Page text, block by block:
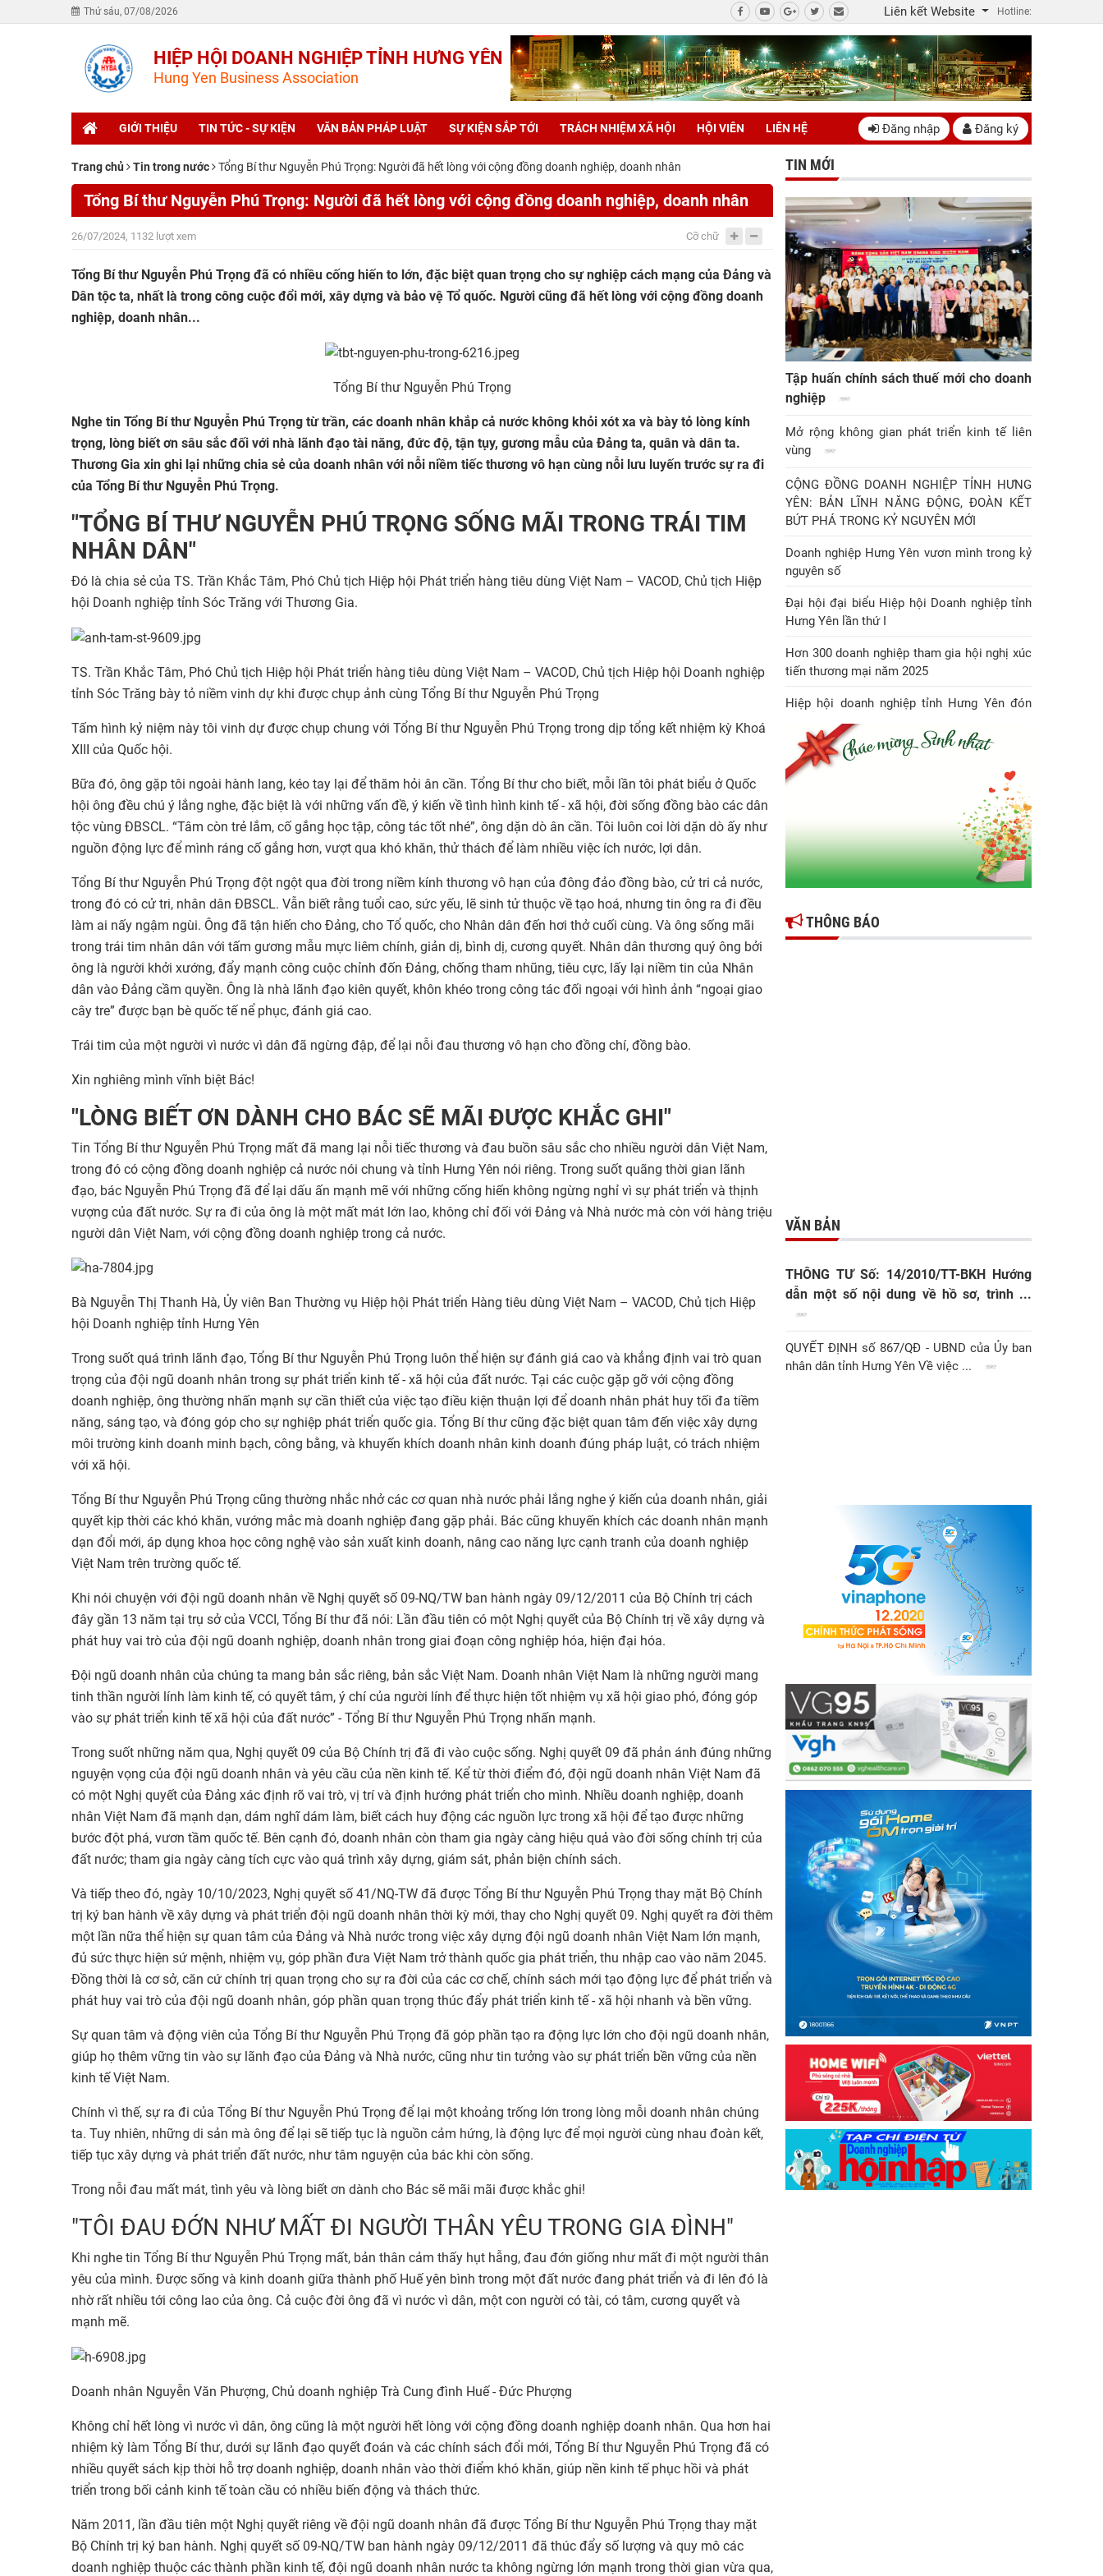
Thứ sáu, 07/08/2026 Liên kết Website Hotline:
HIỆP HỘI DOANH NGHIỆP TỈNH HƯNG YÊN
Hung Yen Business Association
GIỚI THIỆU TIN TỨC - SỰ KIỆN VĂN BẢN PHÁP LUẬT SỰ KIỆN SẮP TỚI TRÁCH NHIỆM XÃ HỘI HỘI VIÊN LIÊN HỆ Đăng nhập Đăng ký
Trang chủ Tin trong nước Tổng Bí thư Nguyễn Phú Trọng: Người đã hết lòng với cộng đồng doanh nghiệp, doanh nhân
Tổng Bí thư Nguyễn Phú Trọng: Người đã hết lòng với cộng đồng doanh nghiệp, doanh nhân
26/07/2024, 1132 lượt xem Cỡ chữ
Tổng Bí thư Nguyễn Phú Trọng đã có nhiều cống hiến to lớn, đặc biệt quan trọng cho sự nghiệp cách mạng của Đảng và
Dân tộc ta, nhất là trong công cuộc đổi mới, xây dựng và bảo vệ Tổ quốc. Người cũng đã hết lòng với cộng đồng doanh
nghiệp, doanh nhân...
Tổng Bí thư Nguyễn Phú Trọng
Nghe tin Tổng Bí thư Nguyễn Phú Trọng từ trần, các doanh nhân khắp cả nước không khỏi xót xa và bày tỏ lòng kính
trọng, lòng biết ơn sâu sắc đối với nhà lãnh đạo tài năng, đức độ, tận tụy, gương mẫu của Đảng ta, quân và dân ta.
Thương Gia xin ghi lại những chia sẻ của doanh nhân với nỗi niềm tiếc thương vô hạn cùng nỗi lưu luyến trước sự ra đi
của Tổng Bí thư Nguyễn Phú Trọng.
"TỔNG BÍ THƯ NGUYỄN PHÚ TRỌNG SỐNG MÃI TRONG TRÁI TIM
NHÂN DÂN"
Đó là chia sẻ của TS. Trần Khắc Tâm, Phó Chủ tịch Hiệp hội Phát triển hàng tiêu dùng Việt Nam – VACOD, Chủ tịch Hiệp
hội Doanh nghiệp tỉnh Sóc Trăng với Thương Gia.
TS. Trần Khắc Tâm, Phó Chủ tịch Hiệp hội Phát triển hàng tiêu dùng Việt Nam – VACOD, Chủ tịch Hiệp hội Doanh nghiệp
tỉnh Sóc Trăng bày tỏ niềm vinh dự khi được chụp ảnh cùng Tổng Bí thư Nguyễn Phú Trọng
Tấm hình kỷ niệm này tôi vinh dự được chụp chung với Tổng Bí thư Nguyễn Phú Trọng trong dịp tổng kết nhiệm kỳ Khoá
XIII của Quốc hội.
Bữa đó, ông gặp tôi ngoài hành lang, kéo tay lại để thăm hỏi ân cần. Tổng Bí thư cho biết, mỗi lần tôi phát biểu ở Quốc
hội ông đều chú ý lắng nghe, đặc biệt là với những vấn đề, ý kiến về tình hình kinh tế - xã hội, đời sống đồng bào các dân
tộc vùng ĐBSCL. “Tâm còn trẻ lắm, cố gắng học tập, công tác tốt nhé”, ông dặn dò ân cần. Tôi luôn coi lời dặn dò ấy như
nguồn động lực để mình ráng cố gắng hơn, vượt qua khó khăn, thử thách để làm nhiều việc ích nước, lợi dân.
Tổng Bí thư Nguyễn Phú Trọng đột ngột qua đời trong niềm kính thương vô hạn của đông đảo đồng bào, cử tri cả nước,
trong đó có cử tri, nhân dân ĐBSCL. Vẫn biết rằng tuổi cao, sức yếu, lẽ sinh tử thuộc về tạo hoá, nhưng tin ông ra đi đều
làm ai nấy ngậm ngùi. Ông đã tận hiến cho Đảng, cho Tổ quốc, cho Nhân dân đến hơi thở cuối cùng. Và ông sống mãi
trong trái tim nhân dân với tấm gương mẫu mực liêm chính, giản dị, bình dị, cương quyết. Nhân dân thương quý ông bởi
ông là người khởi xướng, đẩy mạnh công cuộc chỉnh đốn Đảng, chống tham nhũng, tiêu cực, lấy lại niềm tin của Nhân
dân vào Đảng cầm quyền. Ông là nhà lãnh đạo kiên quyết, khôn khéo trong công tác đối ngoại với hình ảnh “ngoại giao
cây tre” được bạn bè quốc tế nể phục, đánh giá cao.
Trái tim của một người vì nước vì dân đã ngừng đập, để lại nỗi đau thương vô hạn cho đồng chí, đồng bào.
Xin nghiêng mình vĩnh biệt Bác!
"LÒNG BIẾT ƠN DÀNH CHO BÁC SẼ MÃI ĐƯỢC KHẮC GHI"
Tin Tổng Bí thư Nguyễn Phú Trọng mất đã mang lại nỗi tiếc thương và đau buồn sâu sắc cho nhiều người dân Việt Nam,
trong đó có cộng đồng doanh nghiệp cả nước nói chung và tỉnh Hưng Yên nói riêng. Trong suốt quãng thời gian lãnh
đạo, bác Nguyễn Phú Trọng đã để lại dấu ấn mạnh mẽ với những cống hiến không ngừng nghỉ vì sự phát triển và thịnh
vượng của đất nước. Sự ra đi của ông là một mất mát lớn lao, không chỉ đối với Đảng và Nhà nước mà còn với hàng triệu
người dân Việt Nam, với cộng đồng doanh nghiệp trong cả nước.
Bà Nguyễn Thị Thanh Hà, Ủy viên Ban Thường vụ Hiệp hội Phát triển Hàng tiêu dùng Việt Nam – VACOD, Chủ tịch Hiệp
hội Doanh nghiệp tỉnh Hưng Yên
Trong suốt quá trình lãnh đạo, Tổng Bí thư Nguyễn Phú Trọng luôn thể hiện sự đánh giá cao và khẳng định vai trò quan
trọng của đội ngũ doanh nhân trong sự phát triển kinh tế - xã hội của đất nước. Tại các cuộc gặp gỡ với cộng đồng
doanh nghiệp, ông thường nhấn mạnh sự cần thiết của việc tạo điều kiện thuận lợi để doanh nhân phát huy tối đa tiềm
năng, sáng tạo, và đóng góp cho sự nghiệp phát triển quốc gia. Tổng Bí thư cũng đặc biệt quan tâm đến việc xây dựng
môi trường kinh doanh minh bạch, công bằng, và khuyến khích doanh nhân kinh doanh đúng pháp luật, có trách nhiệm
với xã hội.
Tổng Bí thư Nguyễn Phú Trọng cũng thường nhắc nhở các cơ quan nhà nước phải lắng nghe ý kiến của doanh nhân, giải
quyết kịp thời các khó khăn, vướng mắc mà doanh nghiệp đang gặp phải. Bác cũng khuyến khích các doanh nhân mạnh
dạn đổi mới, áp dụng khoa học công nghệ vào sản xuất kinh doanh, nâng cao năng lực cạnh tranh của doanh nghiệp
Việt Nam trên trường quốc tế.
Khi nói chuyện với đội ngũ doanh nhân về Nghị quyết số 09-NQ/TW ban hành ngày 09/12/2011 của Bộ Chính trị cách
đây gần 13 năm tại trụ sở của VCCI, Tổng Bí thư đã nói: Lần đầu tiên có một Nghị quyết của Bộ Chính trị về xây dựng và
phát huy vai trò của đội ngũ doanh nghiệp, doanh nhân trong giai đoạn công nghiệp hóa, hiện đại hóa.
Đội ngũ doanh nhân của chúng ta mang bản sắc riêng, bản sắc Việt Nam. Doanh nhân Việt Nam là những người mang
tinh thần người lính làm kinh tế, có quyết tâm, ý chí của người lính để thực hiện tốt nhiệm vụ xã hội giao phó, đóng góp
vào sự phát triển kinh tế xã hội của đất nước” - Tổng Bí thư Nguyễn Phú Trọng nhấn mạnh.
Trong suốt những năm qua, Nghị quyết 09 của Bộ Chính trị đã đi vào cuộc sống. Nghị quyết 09 đã phản ánh đúng những
nguyện vọng của đội ngũ doanh nhân và yêu cầu của nền kinh tế. Kể từ thời điểm đó, đội ngũ doanh nhân Việt Nam đã
có một Nghị quyết của Đảng xác định rõ vai trò, vị trí và định hướng phát triển cho mình. Nhiều doanh nghiệp, doanh
nhân Việt Nam đã mạnh dạn, dám nghĩ dám làm, biết cách huy động các nguồn lực trong xã hội để tạo được những
bước đột phá, vươn tầm quốc tế. Bên cạnh đó, doanh nhân còn tham gia ngày càng hiệu quả vào đời sống chính trị của
đất nước; tham gia ngày càng tích cực vào quá trình xây dựng, giám sát, phản biện chính sách.
Và tiếp theo đó, ngày 10/10/2023, Nghị quyết số 41/NQ-TW đã được Tổng Bí thư Nguyễn Phú Trọng thay mặt Bộ Chính
trị ký ban hành về xây dựng và phát triển đội ngũ doanh nhân thời kỳ mới, thay cho Nghị quyết 09. Nghị quyết ra đời thêm
một lần nữa thể hiện sự quan tâm của Đảng và Nhà nước trong việc xây dựng đội ngũ doanh nhân Việt Nam lớn mạnh,
đủ sức thực hiện sứ mệnh, nhiệm vụ, góp phần đưa Việt Nam trở thành quốc gia phát triển, thu nhập cao vào năm 2045.
Đồng thời là cơ sở, căn cứ chính trị quan trọng cho sự ra đời của các cơ chế, chính sách mới tạo động lực để phát triển và
phát huy vai trò của đội ngũ doanh nhân, góp phần quan trọng thúc đẩy phát triển kinh tế - xã hội nhanh và bền vững.
Sự quan tâm và động viên của Tổng Bí thư Nguyễn Phú Trọng đã góp phần tạo ra động lực lớn cho đội ngũ doanh nhân,
giúp họ thêm vững tin vào sự lãnh đạo của Đảng và Nhà nước, cũng như tin tưởng vào sự phát triển bền vững của nền
kinh tế Việt Nam.
Chính vì thế, sự ra đi của Tổng Bí thư Nguyễn Phú Trọng để lại một khoảng trống lớn trong lòng mỗi doanh nhân chúng
ta. Tuy nhiên, những di sản mà ông để lại sẽ tiếp tục là nguồn cảm hứng, là động lực để mọi người cùng nhau đoàn kết,
tiếp tục xây dựng và phát triển đất nước, như tâm nguyện của bác khi còn sống.
Trong nỗi đau mất mát, tình yêu và lòng biết ơn dành cho Bác sẽ mãi mãi được khắc ghi!
"TÔI ĐAU ĐỚN NHƯ MẤT ĐI NGƯỜI THÂN YÊU TRONG GIA ĐÌNH"
Khi nghe tin Tổng Bí thư Nguyễn Phú Trọng mất, bản thân cảm thấy hụt hẫng, đau đớn giống như mất đi một người thân
yêu của mình. Được sống và kinh doanh giữa thành phố Huế yên bình trong một đất nước đang phát triển và đi lên đó là
nhờ rất nhiều tới công lao của ông. Cả cuộc đời ông đã vì nước vì dân, một con người có tài, có tâm, cương quyết và
mạnh mẽ.
Doanh nhân Nguyễn Văn Phượng, Chủ doanh nghiệp Trà Cung đình Huế - Đức Phượng
Không chỉ hết lòng vì nước vì dân, ông cũng là một người hết lòng với cộng đồng doanh nghiệp doanh nhân. Qua hơn hai
nhiệm kỳ làm Tổng Bí thư, dưới sự lãnh đạo quyết đoán và các chính sách đổi mới, Tổng Bí thư Nguyễn Phú Trọng đã có
nhiều quyết sách kịp thời hỗ trợ doanh nghiệp, doanh nhân vào thời điểm khó khăn, giúp nền kinh tế phục hồi và phát
triển trong bối cảnh kinh tế toàn cầu có nhiều biến động và thách thức.
Năm 2011, lần đầu tiên một Nghị quyết riêng về đội ngũ doanh nhân đã được Tổng Bí thư Nguyễn Phú Trọng thay mặt
Bộ Chính trị ký ban hành. Nghị quyết số 09-NQ/TW ban hành ngày 09/12/2011 đã thúc đẩy số lượng và quy mô các
doanh nghiệp thuộc các thành phần kinh tế, đội ngũ doanh nhân nước ta không ngừng lớn mạnh trong thời gian vừa qua,
TIN MỚI
Tập huấn chính sách thuế mới cho doanh
nghiệp
Mở rộng không gian phát triển kinh tế liên
vùng
CỘNG ĐỒNG DOANH NGHIỆP TỈNH HƯNG
YÊN: BẢN LĨNH NĂNG ĐỘNG, ĐOÀN KẾT
BỨT PHÁ TRONG KỶ NGUYÊN MỚI
Doanh nghiệp Hưng Yên vươn mình trong kỷ
nguyên số
Đại hội đại biểu Hiệp hội Doanh nghiệp tỉnh
Hưng Yên lần thứ I
Hơn 300 doanh nghiệp tham gia hội nghị xúc
tiến thương mại năm 2025
Hiệp hội doanh nghiệp tỉnh Hưng Yên đón
Huân chương Lao động hạng Nhì
Gợi mở giải pháp để thúc đẩy doanh nghiệp
tỉnh Hưng Yên phát triển
Ông Đỗ Văn Vẻ là Chủ tịch Hiệp hội Doanh
Hiệp hội doanh nghiệp tỉnh Hưng Yên: Cập
nhật chính sách thuế mới và phòng ngừa rủi
ro thuế cho doanh nghiệp
THÔNG BÁO
VĂN BẢN
THÔNG TƯ Số: 14/2010/TT-BKH Hướng
dẫn một số nội dung về hồ sơ, trình ...
QUYẾT ĐỊNH số 867/QĐ - UBND của Ủy ban
nhân dân tỉnh Hưng Yên Về việc ...